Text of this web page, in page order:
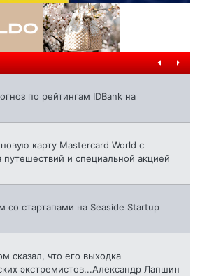
по рейтингам IDBank на
карту Mastercard World с
и специальной акцией
со стартапами на Seaside Startup
сказал, что его выходка
экстремистов...Александр Лапшин